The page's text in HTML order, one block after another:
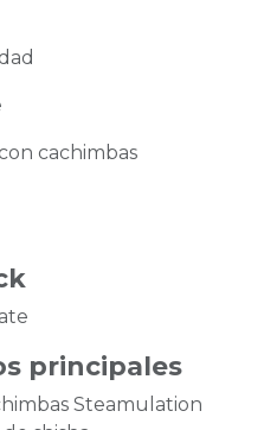
cachimbas
principales
Steamulation